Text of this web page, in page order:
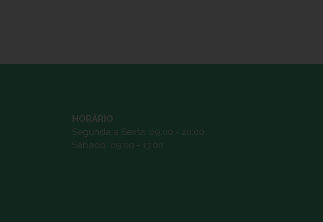
HORÁRIO
Segunda a Sexta: 09:00 - 20:00
Sábado: 09:00 - 13:00